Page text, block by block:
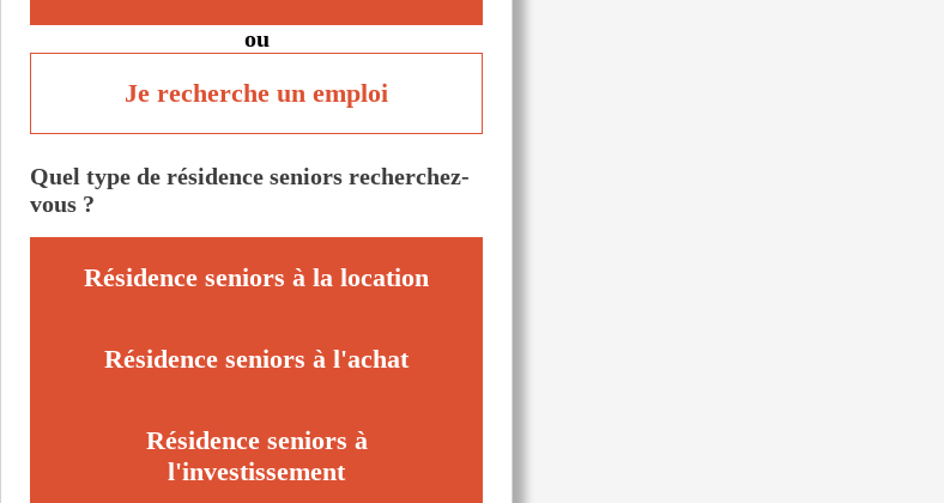
ou
Je recherche un emploi
Quel type de résidence seniors recherchez-
vous ?
Résidence seniors à la location
Résidence seniors à l'achat
Résidence seniors à
l'investissement